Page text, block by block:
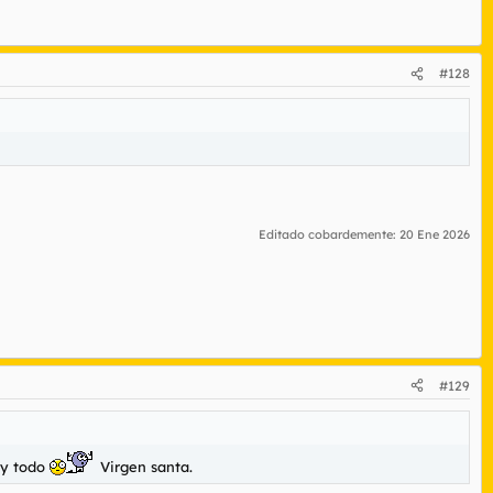
#128
Editado cobardemente: 20 Ene 2026
#129
todo Virgen santa.